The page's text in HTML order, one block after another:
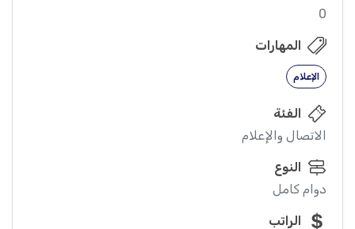
0
المهارات
الإعلام
الفئة
الاتصال والإعلام
النوع
دوام كامل
الراتب